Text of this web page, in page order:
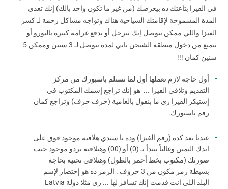
في الفيزا بتاعتك ده بيعرضك (من غير ما تكون واخد بالك) إنك تعدي
المدة المسموحة لإقامتك السياحية هناك وتواجه مشاكل رخمة لـ كسر
الفيزا واللي ممكن بتوصل إنك تترحل أو تدفع غرامة كبيرة باليورو أو
تتمنع من دخول منطقة الشنجن تاني لمدة بتوصل لـ 3 سنين وممكن 5
سنين كمان !!!
أول حاجة لازم تعملها أول لما تستلم باسبورك من مركز
التقديم وتلاقي الفيزا ... هو إنك تراجع إسمك المكتوب في
إستيكر الفيزا زي ما بنقول بالعامية (حرف حرف) وتراجع كمان
رقم باسبورك.
عندنا بعد كده (رقم الفيزا) وده يا سيدي هلاقيه موجود فوق على
ايدك اليمين وغالباً بيبدأ بـ (0) أو (00) وهتلاقيه بردو موجود جنب
صورتك (مكتوب بخط أحمر بالطول) وهتلاقي تحتيه بحاجة
بسيطة رمز مكون من 3 حروف . الرمز ده هو إختصار لإسم
البلد اللي انت قدمت إنك تسافر لها ... زي مثلا دولة Latvia